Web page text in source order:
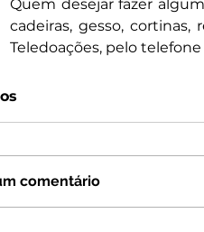
Quem desejar fazer
cadeiras, gesso,
Teledoações, pelo telefone
comentário